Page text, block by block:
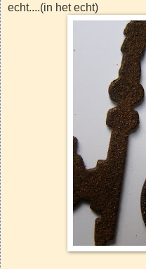
echt....(in het echt)